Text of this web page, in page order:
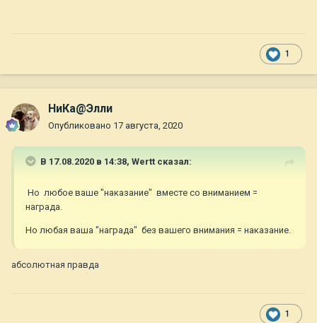
1
НиКа@Элли
Опубликовано 17 августа, 2020
В 17.08.2020 в 14:38, Wertt сказал:
Но любое ваше "наказание" вместе со вниманием =
награда.
Но любая ваша "награда" без вашего внимания = наказание.
абсолютная правда
1